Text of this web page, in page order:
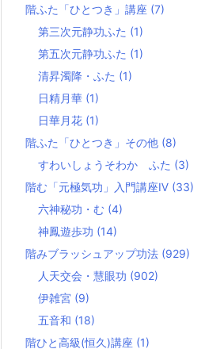
階ふた「ひとつき」講座 (7)
第三次元静功ふた (1)
第五次元静功ふた (1)
清昇濁降・ふた (1)
日精月華 (1)
日華月花 (1)
階ふた「ひとつき」その他 (8)
すわいしょうそわか ふた (3)
階む「元極気功」入門講座Ⅳ (33)
六神秘功・む (4)
神鳳遊歩功 (14)
階みブラッシュアップ功法 (929)
人天交会・慧眼功 (902)
伊雑宮 (9)
五音和 (18)
階ひと高級(恒久)講座 (1)